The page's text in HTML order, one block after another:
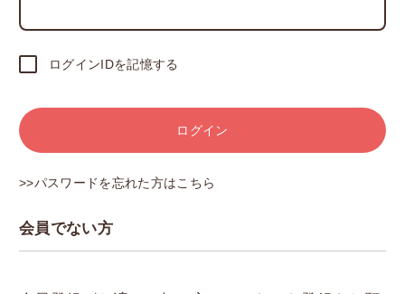
ログインIDを記憶する
ログイン
>>パスワードを忘れた方はこちら
会員でない方